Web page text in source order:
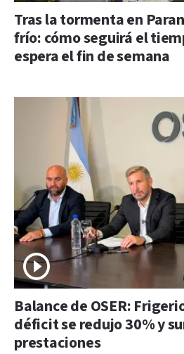
Tras la tormenta en
frío: cómo seguirá el
espera el fin de semana
Balance de OSER:
déficit se redujo 30% y
prestaciones